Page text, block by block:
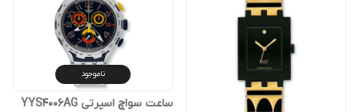
ناموجود
ساعت سواچ اسپرتی YYS4006AG